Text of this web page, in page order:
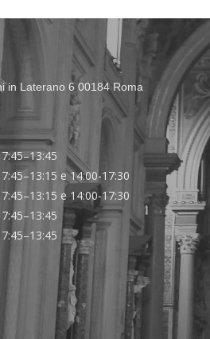
in Laterano 6 00184 Roma
7:45–13:45
7:45–13:15 e 14:00-17:30
7:45–13:15 e 14:00-17:30
7:45–13:45
7:45–13:45